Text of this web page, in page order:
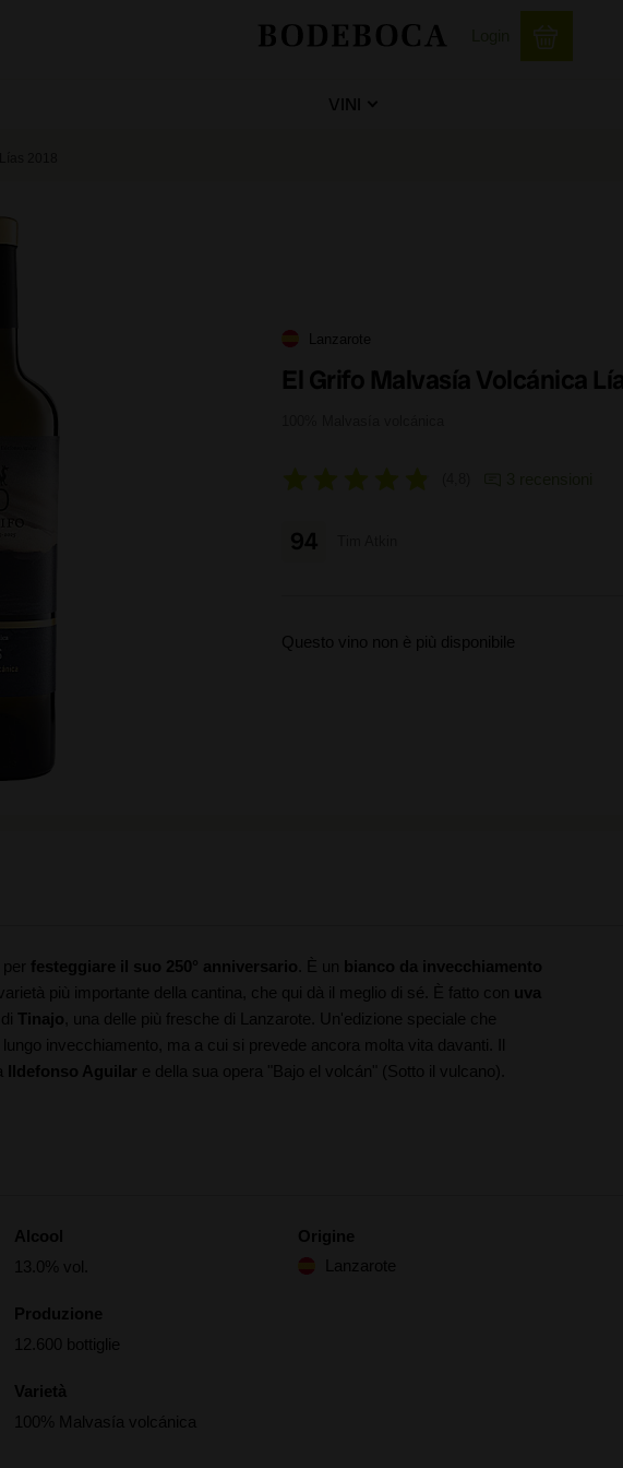
VINI
Lanzarote
El Grifo Malvasía Volcánica
94
Questo vino non è più disponibile
festeggiare il suo 250° anniversario . È un bianco da invecchiamento
varietà più importante della cantina, che qui dà il meglio di sé. È fatto con uva
Tinajo , una delle più fresche di Lanzarote. Un'edizione speciale che
lungo invecchiamento, ma a cui si prevede ancora molta vita davanti. Il
Ildefonso Aguilar e della sua opera "Bajo el volcán" (Sotto il vulcano).
Alcool
13.0% vol.
Produzione
12.600 bottiglie
Varietà
100% Malvasía volcánica
Origine
Lanzarote